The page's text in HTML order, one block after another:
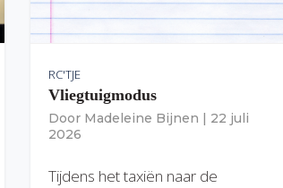
RC'TJE
Vliegtuigmodus
Door Madeleine Bijnen | 22 juli
2026
Tijdens het taxiën naar de